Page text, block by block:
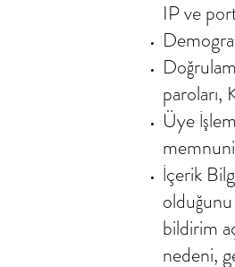
IP ve
paroları,
Üye
İçerik
bildirim
nedeni,